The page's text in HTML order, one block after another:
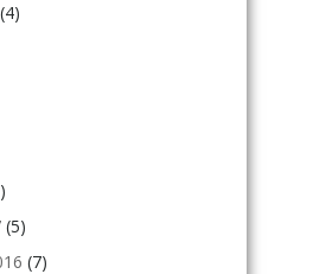
(4)
(5)
(7)